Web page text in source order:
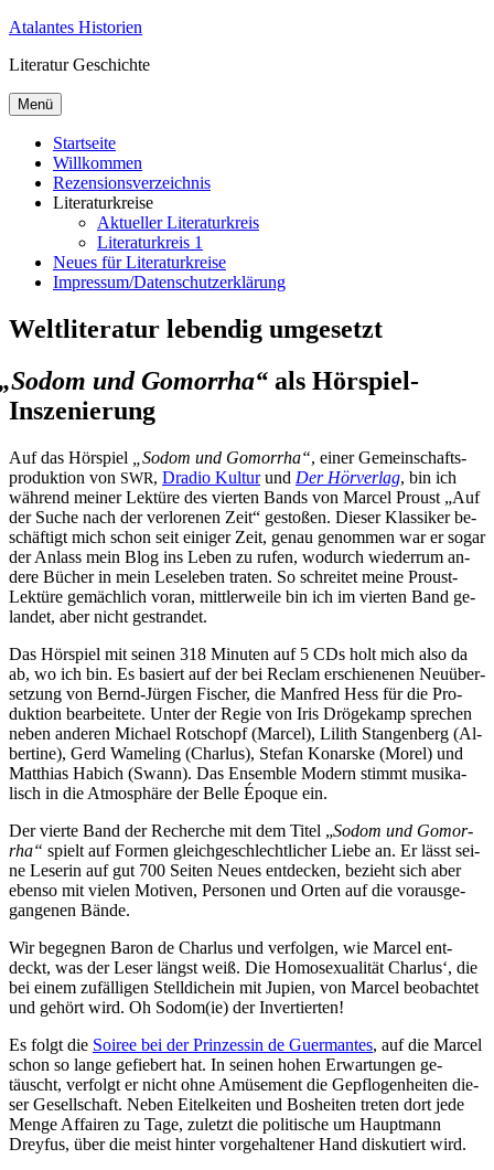
Zum
springen
Atalantes Historien
Literatur Geschichte
Menü
Startseite
Willkommen
Rezensionsverzeichnis
Literaturkreise
Aktueller Literaturkreis
Literaturkreis 1
Neues für Literaturkreise
Impressum/Datenschutzerklärung
Weltliteratur lebendig umgesetzt
Sodom und Gomorrha“ als Hörspiel-
Inszenierung
Auf das Hör­spiel „So­dom und Go­mor­rha“, ei­ner Ge­mein­schafts­
pro­duk­ti­on von SWR, Dra­dio Kul­turund Der Hör­ver­lag, bin ich
wäh­rend mei­ner Lek­tü­re des vier­ten Bands von Mar­cel Proust „Auf
der Su­che nach der ver­lo­re­nen Zeit“ ge­sto­ßen. Die­ser Klas­si­ker be­
schäf­tigt mich schon seit ei­ni­ger Zeit, ge­nau ge­nom­men war er so­gar
der An­lass mein Blog ins Le­ben zu ru­fen, wo­durch wie­der­rum an­
de­re Bü­cher in mein Le­se­le­ben tra­ten. So schrei­tet mei­ne Proust-
Lek­tü­re ge­mäch­lich vor­an, mitt­ler­wei­le bin ich im vier­ten Band ge­
lan­det, aber nicht gestrandet.
Das Hör­spiel mit sei­nen 318 Mi­nu­ten auf 5 CDs holt mich al­so da
ab, wo ich bin. Es ba­siert auf der bei Re­clam er­schie­ne­nen Neu­über­
set­zung von Bernd-Jür­gen Fi­scher, die Man­fred Hess für die Pro­
duk­ti­on be­ar­bei­te­te. Un­ter der Re­gie von Iris Drö­ge­kamp spre­chen
ne­ben an­de­ren Mi­cha­el Rot­schopf (Mar­cel), Li­lith Stan­gen­berg (Al­
ber­ti­ne), Gerd Wa­me­ling (Char­lus), Ste­fan Ko­nar­s­ke (Mo­rel) und
Mat­thi­as Ha­bich (Swann). Das En­sem­ble Mo­dern stimmt mu­si­ka­
lisch in die At­mo­sphä­re der Bel­le Épo­que ein.
Der vier­te Band der Re­cher­che mit dem Ti­tel „So­dom und Go­mor­
rha“ spielt auf For­men gleich­ge­schlecht­li­cher Lie­be an. Er lässt sei­
ne Le­se­rin auf gut 700 Sei­ten Neu­es ent­de­cken, be­zieht sich aber
eben­so mit vie­len Mo­ti­ven, Per­so­nen und Or­ten auf die vor­aus­ge­
gan­ge­nen Bände.
Wir be­geg­nen Ba­ron de Char­lus und ver­fol­gen, wie Mar­cel ent­
deckt, was der Le­ser längst weiß. Die Ho­mo­se­xua­li­tät Char­lus‘, die
bei ei­nem zu­fäl­li­gen Stell­dich­ein mit Ju­pi­en, von Mar­cel be­ob­ach­tet
und ge­hört wird. Oh Sodom(ie) der Invertierten!
Es folgt die Soi­ree bei der Prin­zes­sin de Guer­man­tes, auf die Mar­cel
schon so lan­ge ge­fie­bert hat. In sei­nen ho­hen Er­war­tun­gen ge­
täuscht, ver­folgt er nicht oh­ne Amü­se­ment die Ge­pflo­gen­hei­ten die­
ser Ge­sell­schaft. Ne­ben Ei­tel­kei­ten und Bos­hei­ten tre­ten dort je­de
Men­ge Af­fai­ren zu Ta­ge, zu­letzt die po­li­ti­sche um Haupt­mann
Drey­fus, über die meist hin­ter vor­ge­hal­te­ner Hand dis­ku­tiert wird.